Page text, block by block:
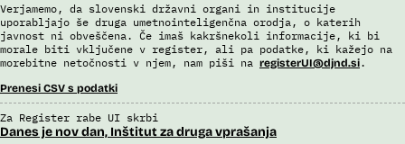
Verjamemo, da slovenski državni organi in institucije
uporabljajo še druga umetnointeligenčna orodja, o katerih
javnost ni obveščena. Če imaš kakršnekoli informacije, ki bi
morale biti vključene v register, ali pa podatke, ki kažejo na
morebitne netočnosti v njem, nam piši na registerUI@djnd.si.
Prenesi CSV s podatki
Za Register rabe UI skrbi
Danes je nov dan, Inštitut za druga vprašanja